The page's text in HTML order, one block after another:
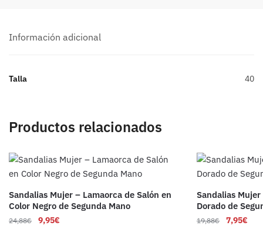
Información adicional
Talla 40
Productos relacionados
Sandalias Mujer – Lamaorca de Salón en
Color Negro de Segunda Mano
24,88€ 9,95€
Sandalias
Dorado de
19,88€ 7,95€